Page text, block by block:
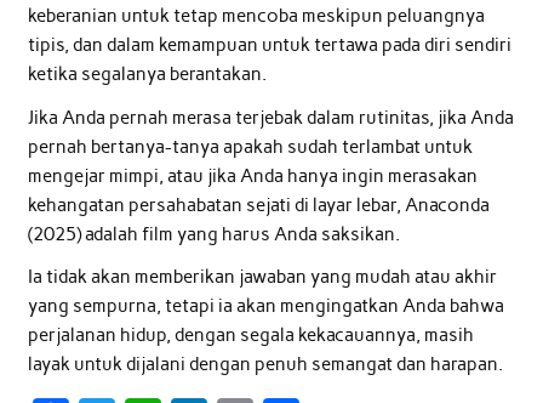
keberanian untuk tetap mencoba meskipun peluangnya
tipis, dan dalam kemampuan untuk tertawa pada diri sendiri
ketika segalanya berantakan.
Jika Anda pernah merasa terjebak dalam rutinitas, jika Anda
pernah bertanya-tanya apakah sudah terlambat untuk
mengejar mimpi, atau jika Anda hanya ingin merasakan
kehangatan persahabatan sejati di layar lebar, Anaconda
(2025) adalah film yang harus Anda saksikan.
Ia tidak akan memberikan jawaban yang mudah atau akhir
yang sempurna, tetapi ia akan mengingatkan Anda bahwa
perjalanan hidup, dengan segala kekacauannya, masih
layak untuk dijalani dengan penuh semangat dan harapan.